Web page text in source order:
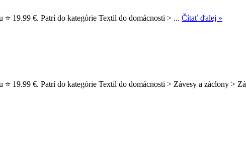
19.99 €. Patrí do kategórie Textil do domácnosti > ... Čítať ďalej »
19.99 €. Patrí do kategórie Textil do domácnosti > Závesy a záclony >